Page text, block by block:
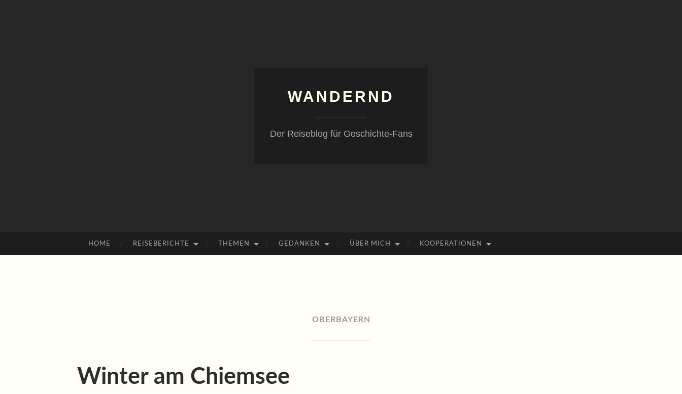
WANDERND
Der Reiseblog für Geschichte-Fans
INHALT
HOME REISEBERICHTE THEMEN GEDANKEN ÜBER MICH KOOPERATIONEN
OBERBAYERN
Winter am Chiemsee